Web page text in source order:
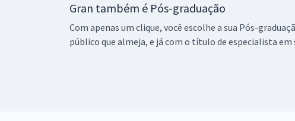
Gran também é Pós-graduação
Com apenas um clique, você escolhe a sua Pós-
público que almeja, e já com o título de especialista em